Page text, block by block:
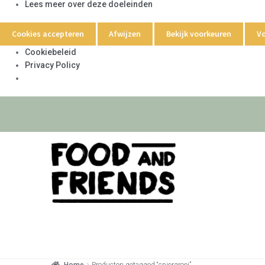
Lees meer over deze doeleinden
Cookies accepteren Afwijzen Bekijk voorkeuren
Cookiebeleid
Privacy Policy